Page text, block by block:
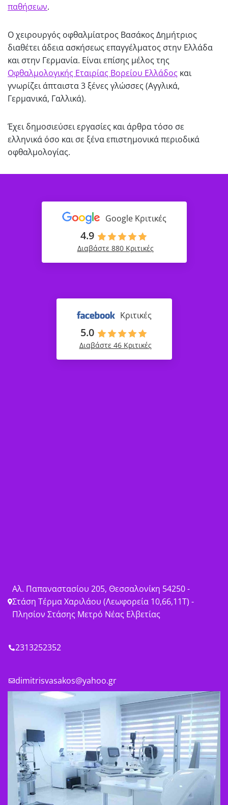
παθήσεων.
Ο χειρουργός οφθαλμίατρος Βασάκος Δημήτριος
διαθέτει άδεια ασκήσεως επαγγέλματος στην Ελλάδα
και στην Γερμανία. Είναι επίσης μέλος της
Οφθαλμολογικής Εταιρίας Βορείου Ελλάδος και
γνωρίζει άπταιστα 3 ξένες γλώσσες (Αγγλικά,
Γερμανικά, Γαλλικά).
Έχει δημοσιεύσει εργασίες και άρθρα τόσο σε
ελληνικά όσο και σε ξένα επιστημονικά περιοδικά
οφθαλμολογίας.
Google Κριτικές
4.9
Διαβάστε 880 Κριτικές
Κριτικές
5.0
Διαβάστε 46 Κριτικές
Αλ. Παπαναστασίου 205, Θεσσαλονίκη 54250 -
Στάση Τέρμα Χαριλάου (Λεωφορεία 10,66,11Τ) -
Πλησίον Στάσης Μετρό Νέας Ελβετίας
2313252352
dimitrisvasakos@yahoo.gr